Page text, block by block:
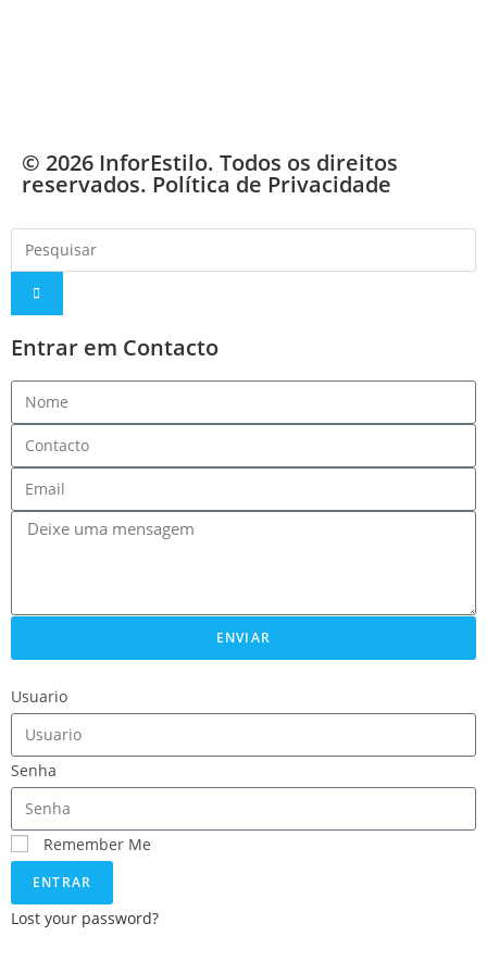
© 2026 InforEstilo. Todos os direitos
reservados. Política de Privacidade
Entrar em Contacto
ENVIAR
Usuario
Senha
Remember Me
ENTRAR
Lost your password?